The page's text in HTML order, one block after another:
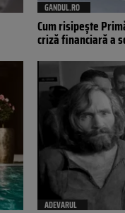
GANDUL.RO
Cum risipește
criză financiară a
ADEVARUL